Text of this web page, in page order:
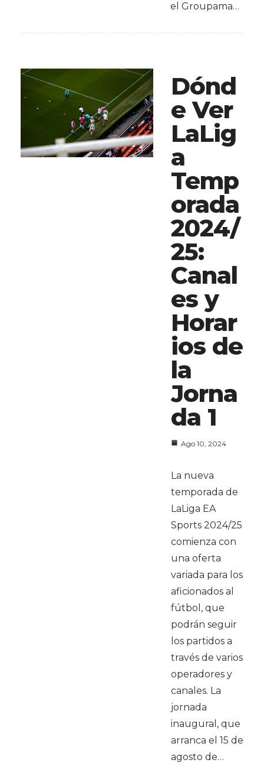
el Groupama…
Dónd
e Ver
LaLig
a
Temp
orada
2024/
25:
Canal
es y
Horar
ios de
la
Jorna
da 1
Ago 10, 2024
La nueva
temporada de
LaLiga EA
Sports 2024/25
comienza con
una oferta
variada para los
aficionados al
fútbol, que
podrán seguir
los partidos a
través de varios
operadores y
canales. La
jornada
inaugural, que
arranca el 15 de
agosto de…